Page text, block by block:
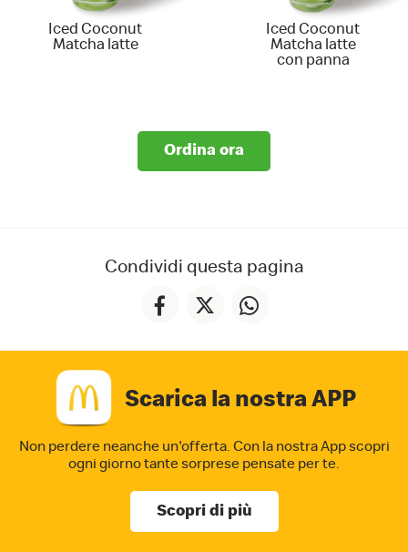
Iced Coconut
Matcha latte
Iced Coconut
Matcha latte
con panna
Ordina ora
Condividi questa pagina
Scarica la nostra APP
Non perdere neanche un'offerta. Con la nostra App scopri
ogni giorno tante sorprese pensate per te.
Scopri di più